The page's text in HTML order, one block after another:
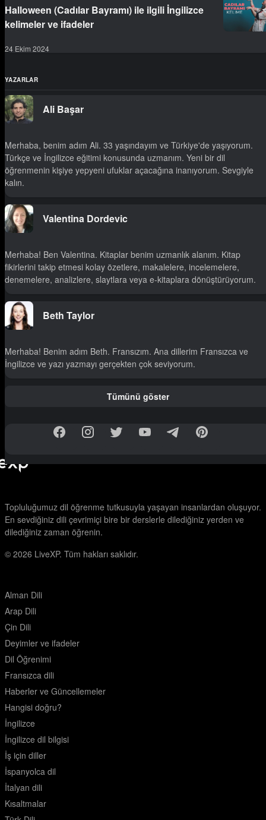
Halloween (Cadılar Bayramı) ile ilgili İngilizce
kelimeler ve ifadeler
24 Ekim 2024
YAZARLAR
Ali Başar
Merhaba, benim adım Ali. 33 yaşındayım ve Türkiye'de yaşıyorum.
Türkçe ve İngilizce eğitimi konusunda uzmanım. Yeni bir dil
öğrenmenin kişiye yepyeni ufuklar açacağına inanıyorum. Sevgiyle
kalın.
Valentina Dordevic
Merhaba! Ben Valentina. Kitaplar benim uzmanlık alanım. Kitap
fikirlerini takip etmesi kolay özetlere, makalelere, incelemelere,
denemelere, analizlere, slaytlara veya e-kitaplara dönüştürüyorum.
Beth Taylor
Merhaba! Benim adım Beth. Fransızım. Ana dillerim Fransızca ve
İngilizce ve yazı yazmayı gerçekten çok seviyorum.
Tümünü göster
Topluluğumuz dil öğrenme tutkusuyla yaşayan insanlardan oluşuyor.
En sevdiğiniz dili çevrimiçi bire bir derslerle dilediğiniz yerden ve
dilediğiniz zaman öğrenin.
© 2026 LiveXP. Tüm hakları saklıdır.
Alman Dili
Arap Dili
Çin Dili
Deyimler ve ifadeler
Dil Öğrenimi
Fransızca dili
Haberler ve Güncellemeler
Hangisi doğru?
İngilizce
İngilizce dil bilgisi
İş için diller
İspanyolca dil
İtalyan dili
Kısaltmalar